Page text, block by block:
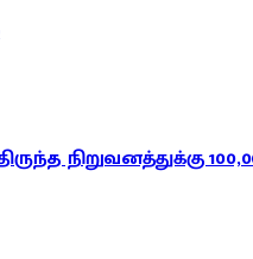
நிறுவனத்துக்கு